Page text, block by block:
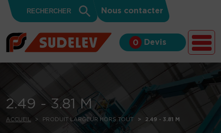
Skip to content
for:
Search
Button
Nous contacter
0 Devis
2.49 - 3.81 M
ACCUEIL PRODUIT LARGEUR HORS TOUT 2.49 - 3.81 M